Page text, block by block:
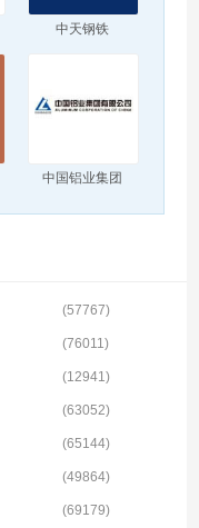
中天钢铁
中国铝业集团
(57767)
(76011)
(12941)
(63052)
(65144)
(49864)
(69179)